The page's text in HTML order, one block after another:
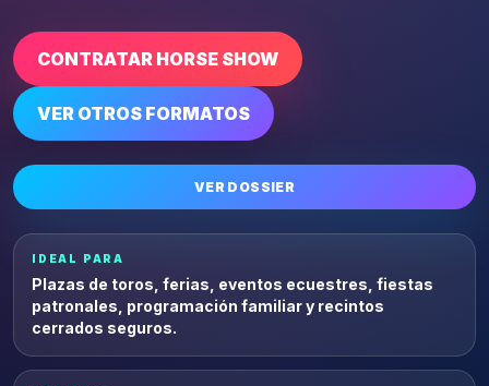
CONTRATAR HORSE SHOW
VER OTROS FORMATOS
VER DOSSIER
IDEAL PARA
Plazas de toros, ferias, eventos ecuestres, fiestas
patronales, programación familiar y recintos
cerrados seguros.